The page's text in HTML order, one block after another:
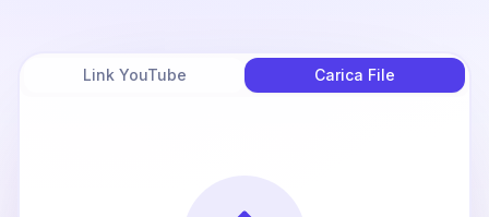
Link YouTube Carica File